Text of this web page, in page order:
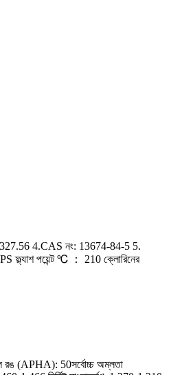
4.CAS নং: 13674-84-5 5.
ফ্ল্যাশ পয়েন্ট ℃ ： 210 ক্লোরিনের
রঙ (APHA): 50সর্বোচ্চ অম্লতা